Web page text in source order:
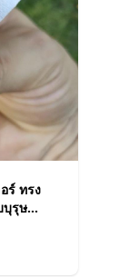
ร์ ทรง
บุรุษ